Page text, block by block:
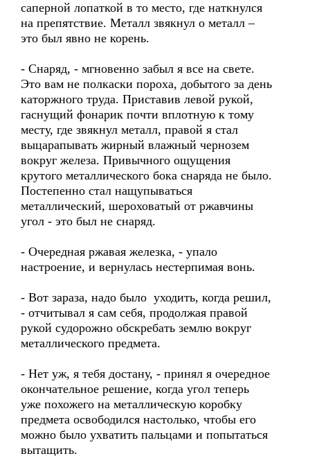
саперной лопаткой в то место, где наткнулся
на препятствие. Металл звякнул о металл –
это был явно не корень.
- Снаряд, - мгновенно забыл я все на свете.
Это вам не полкаски пороха, добытого за день
каторжного труда. Приставив левой рукой,
гаснущий фонарик почти вплотную к тому
месту, где звякнул металл, правой я стал
выцарапывать жирный влажный чернозем
вокруг железа. Привычного ощущения
крутого металлического бока снаряда не было.
Постепенно стал нащупываться
металлический, шероховатый от ржавчины
угол - это был не снаряд.
- Очередная ржавая железка, - упало
настроение, и вернулась нестерпимая вонь.
- Вот зараза, надо было уходить, когда решил,
- отчитывал я сам себя, продолжая правой
рукой судорожно обскребать землю вокруг
металлического предмета.
- Нет уж, я тебя достану, - принял я очередное
окончательное решение, когда угол теперь
уже похожего на металлическую коробку
предмета освободился настолько, чтобы его
можно было ухватить пальцами и попытаться
вытащить.